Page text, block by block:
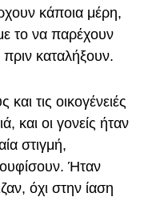
κάποια μέρη,
το να παρέχουν
καταλήξουν.
τις οικογένειές
και οι γονείς ήταν
στιγμή,
Ήταν
όχι στην ίαση